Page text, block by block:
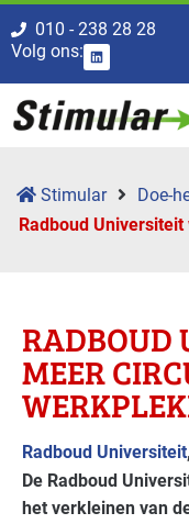
010 - 238 28 28
Volg ons:
Stimular
Doe-
Radboud
RADBOUD
MEER
Radboud Universiteit,
De Radboud
het verkleinen van